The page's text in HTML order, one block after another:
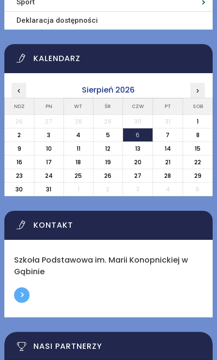
Sport
Deklaracja dostępności
KALENDARZ
‹ Sierpień 2026 ›
NDZ PN WT ŚR CZW PT SOB
26 27 28 29 30 31
1
2
3 4 5 6 7
8
9
10 11 12 13 14
15
16
17 18 19 20 21
22
23
24 25 26 27 28
29
30
31 1 2 3 4 5
KONTAKT
Szkoła Podstawowa im. Marii Konopnickiej w
Gąbinie
NASI PARTNERZY